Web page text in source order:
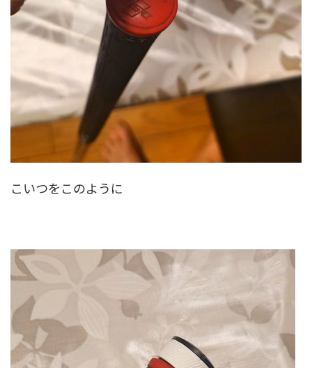
こいつをこのように